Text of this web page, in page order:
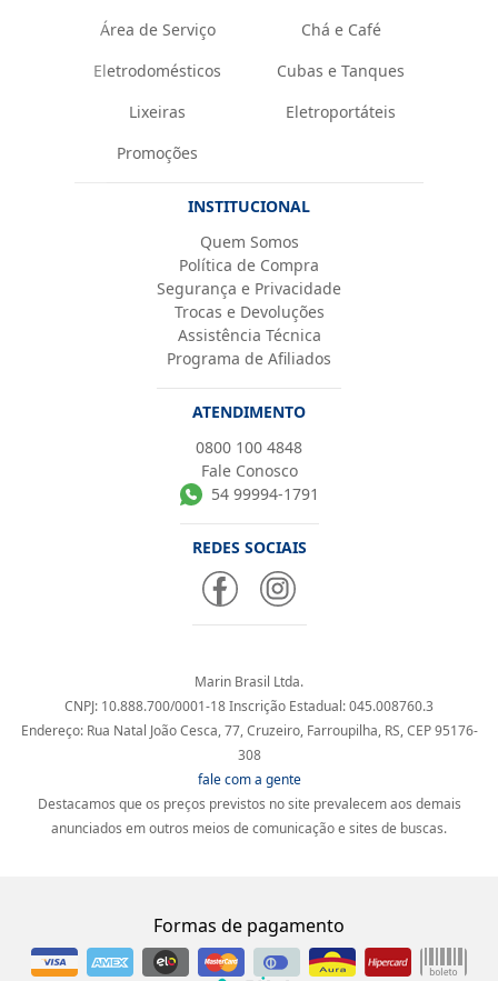
Área de Serviço
Chá e Café
Eletrodomésticos
Cubas e Tanques
Lixeiras
Eletroportáteis
Promoções
INSTITUCIONAL
Quem Somos
Política de Compra
Segurança e Privacidade
Trocas e Devoluções
Assistência Técnica
Programa de Afiliados
ATENDIMENTO
0800 100 4848
Fale Conosco
54 99994-1791
REDES SOCIAIS
Marin Brasil Ltda.
CNPJ: 10.888.700/0001-18 Inscrição Estadual: 045.008760.3
Endereço: Rua Natal João Cesca, 77, Cruzeiro, Farroupilha, RS, CEP 95176-
308
fale com a gente
Destacamos que os preços previstos no site prevalecem aos demais
anunciados em outros meios de comunicação e sites de buscas.
Formas de pagamento